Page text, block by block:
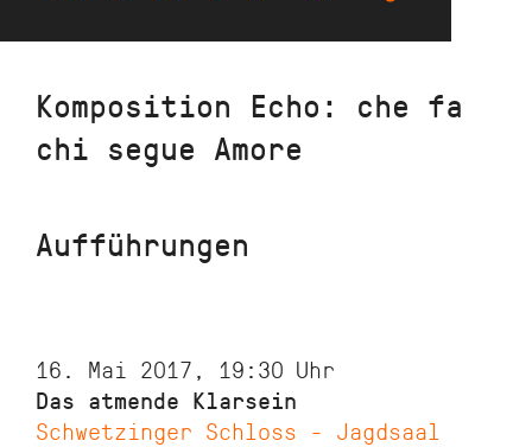
Direkt
Inhalt
Komposition Echo: che fa
chi segue Amore
Aufführungen
16. Mai 2017, 19:30 Uhr
Das atmende Klarsein
Schwetzinger Schloss - Jagdsaal